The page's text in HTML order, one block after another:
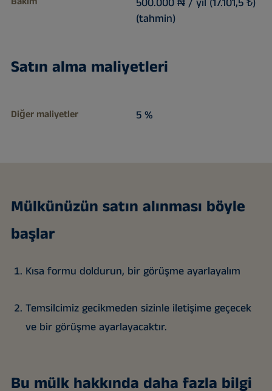
500.000 ₦ / yıl (17.101,5 ₺)
(tahmin)
Satın alma maliyetleri
Diğer maliyetler 5 %
Mülkünüzün satın alınması böyle
başlar
Kısa formu doldurun, bir görüşme ayarlayalım
Temsilcimiz gecikmeden sizinle iletişime geçecek
ve bir görüşme ayarlayacaktır.
Bu mülk hakkında daha fazla bilgi